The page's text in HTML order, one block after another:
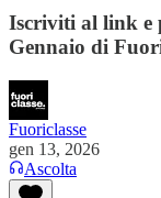
Iscriviti al link e
Gennaio di
Fuoriclasse
gen 13, 2026
Ascolta